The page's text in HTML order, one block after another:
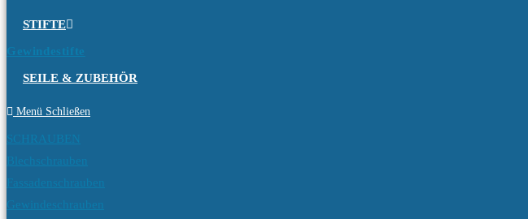
STIFTE
Gewindestifte
SEILE & ZUBEHÖR
Menü Schließen
SCHRAUBEN
Blechschrauben
Fassadenschrauben
Gewindeschrauben